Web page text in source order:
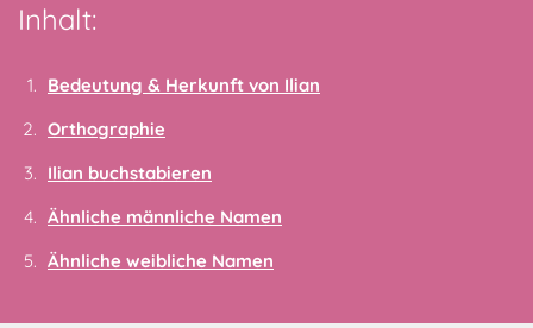
Inhalt:
Bedeutung & Herkunft von Ilian
Orthographie
Ilian buchstabieren
Ähnliche männliche Namen
Ähnliche weibliche Namen